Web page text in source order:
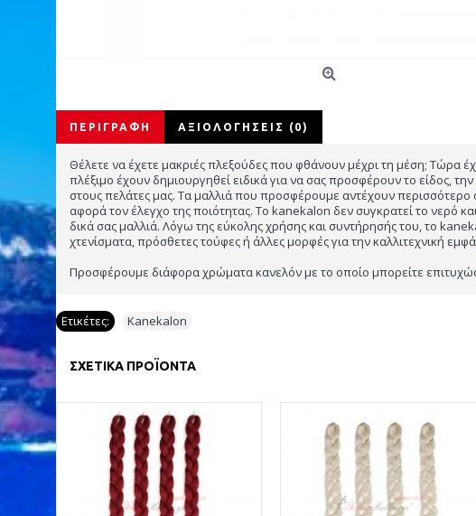
ΠΕΡΙΓΡΑΦΉ ΑΞΙΟΛΟΓΉΣΕΙΣ (0)
Θέλετε να έχετε μακριές πλεξούδες που φθάνουν μέχρι τη μέση; Τώρα
πλέξιμο έχουν δημιουργηθεί ειδικά για να σας προσφέρουν το είδος,
στους πελάτες μας. Τα μαλλιά που προσφέρουμε αντέχουν περισσότερο
αφορά τον έλεγχο της ποιότητας. Το kanekalon δεν συγκρατεί το νερό
δικά σας μαλλιά. Λόγω της εύκολης χρήσης και συντήρησής του, το
χτενίσματα, πρόσθετες τούφες ή άλλες μορφές για την καλλιτεχνική
Προσφέρουμε διάφορα χρώματα κανελόν με το οποίο μπορείτε
Ετικέτες: Kanekalon
ΣΧΕΤΙΚΆ ΠΡΟΪΌΝΤΑ